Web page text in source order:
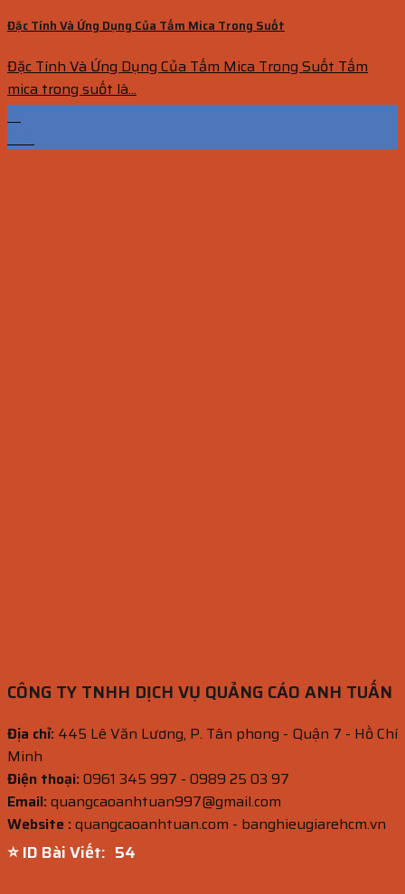
Đặc Tính Và Ứng Dụng Của Tấm Mica Trong Suốt
Đặc Tính Và Ứng Dụng Của Tấm Mica Trong Suốt Tấm
mica trong suốt là...
CÔNG TY TNHH DỊCH VỤ QUẢNG CÁO ANH TUẤN
Địa chỉ: 445 Lê Văn Lương, P. Tân phong - Quận 7 - Hồ Chí
Minh
Điện thoại:0961 345 997 - 0989 25 03 97
Email:quangcaoanhtuan997@gmail.com
Website :quangcaoanhtuan.com - banghieugiarehcm.vn
⭐ ID Bài Viết: 53